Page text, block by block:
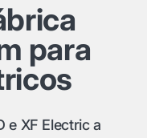
para
e XF Electric a